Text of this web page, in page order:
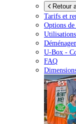
Retour
Tarifs et
Options
U-Box -
FAQ